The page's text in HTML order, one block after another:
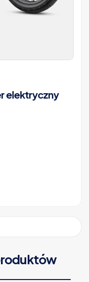
elektryczny